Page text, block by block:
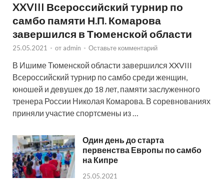
XXVIII Всероссийский турнир по
самбо памяти Н.П. Комарова
завершился в Тюменской области
25.05.2021 - от admin - Оставьте комментарий
В Ишиме Тюменской области завершился XXVIII
Всероссийский турнир по самбо среди женщин,
юношей и девушек до 18 лет, памяти заслуженного
тренера России Николая Комарова. В соревнованиях
приняли участие спортсмены из …
Один день до старта
первенства Европы по самбо
на Кипре
25.05.2021